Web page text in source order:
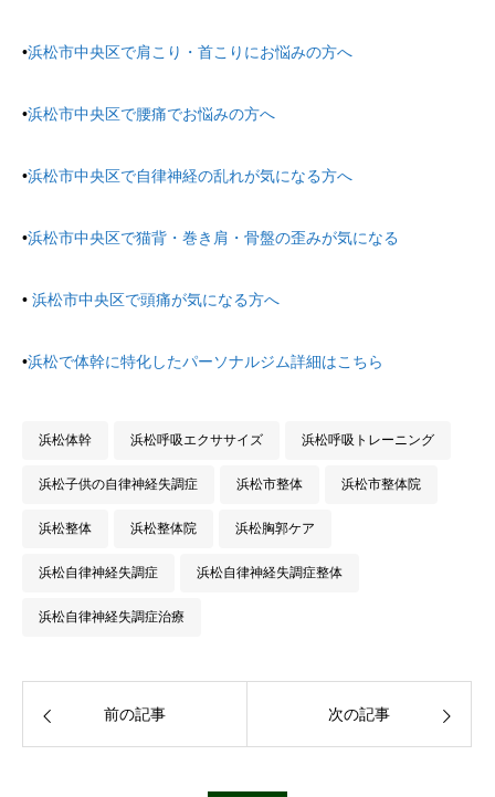
•浜松市中央区で肩こり・首こりにお悩みの方へ
•浜松市中央区で腰痛でお悩みの方へ
•浜松市中央区で自律神経の乱れが気になる方へ
•浜松市中央区で猫背・巻き肩・骨盤の歪みが気になる
• 浜松市中央区で頭痛が気になる方へ
•浜松で体幹に特化したパーソナルジム詳細はこちら
浜松体幹 浜松呼吸エクササイズ 浜松呼吸トレーニング
浜松子供の自律神経失調症 浜松市整体 浜松市整体院
浜松整体 浜松整体院 浜松胸郭ケア
浜松自律神経失調症 浜松自律神経失調症整体
浜松自律神経失調症治療
前の記事 次の記事